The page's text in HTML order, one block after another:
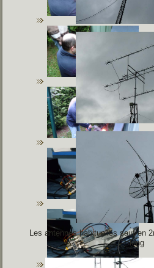
Les antennes habituelles sauf en
long